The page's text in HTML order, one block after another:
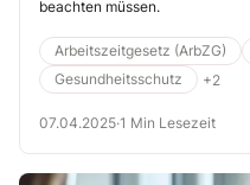
beachten müssen.
Arbeitszeitgesetz (ArbZG)
Gesundheitsschutz
+2
07.04.2025·1 Min Lesezeit